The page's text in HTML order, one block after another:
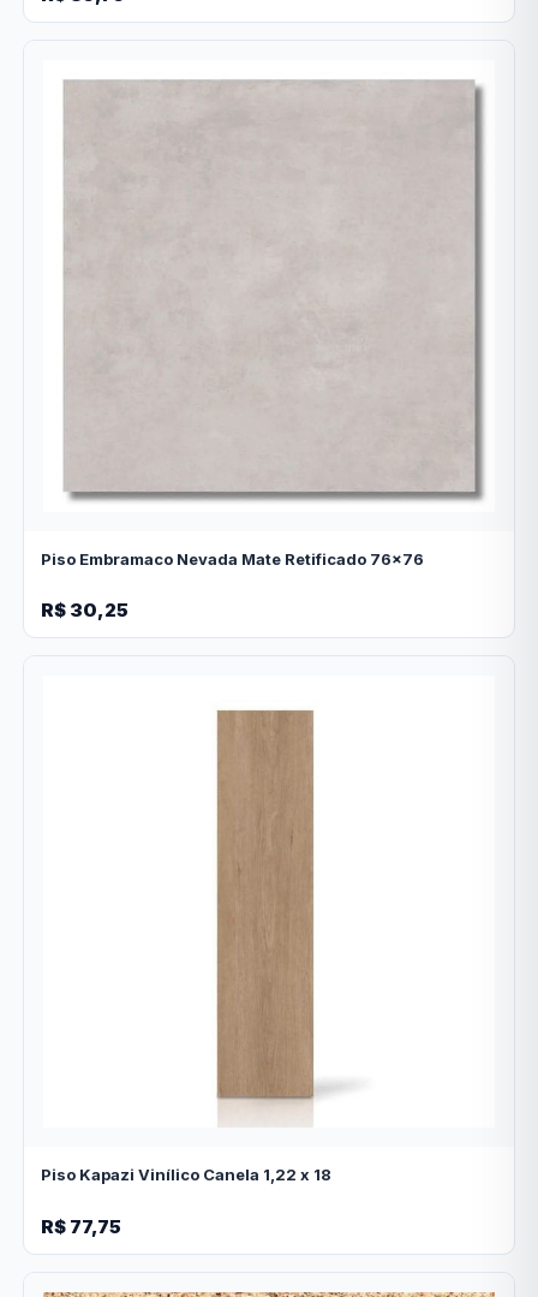
Piso Embramaco Nevada Mate Retificado 76x76
R$ 30,25
Piso Kapazi Vinílico Canela 1,22 x 18
R$ 77,75